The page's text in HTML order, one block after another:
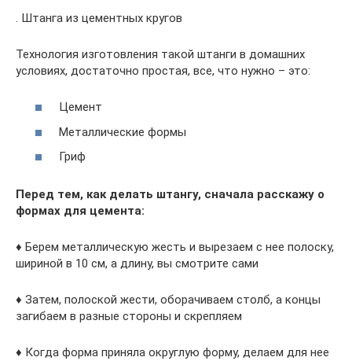
. Штанга из цементных кругов
Технология изготовления такой штанги в домашних
условиях, достаточно простая, все, что нужно – это:
Цемент
Металлические формы
Гриф
Перед тем, как делать штангу, сначала расскажу о
формах для цемента:
♦ Берем металлическую жесть и вырезаем с нее полоску,
шириной в 10 см, а длину, вы смотрите сами
♦ Затем, полоской жести, оборачиваем столб, а концы
загибаем в разные стороны и скрепляем
♦ Когда форма приняла округлую форму, делаем для нее